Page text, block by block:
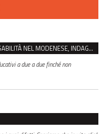
BULLISMO SU STUDENTE CON DISABILITÀ NEL MODENESE, INDAGATI DUE RAGAZZI DI 16 ANNI
a due a due finché non